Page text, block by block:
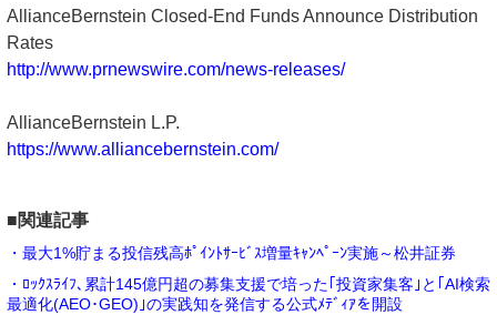
AllianceBernstein Closed-End Funds Announce Distribution
Rates
http://www.prnewswire.com/news-releases/
AllianceBernstein L.P.
https://www.alliancebernstein.com/
■関連記事
・最大1%貯まる投信残高ﾎﾟｲﾝﾄｻｰﾋﾞｽ増量ｷｬﾝﾍﾟｰﾝ実施～松井証券
・ﾛｯｸｽﾗｲﾌ､累計145億円超の募集支援で培った｢投資家集客｣と｢AI検索
最適化(AEO･GEO)｣の実践知を発信する公式ﾒﾃﾞｨｱを開設